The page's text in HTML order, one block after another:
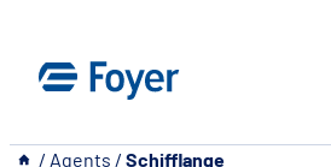
content
__ / Agents / Schifflange